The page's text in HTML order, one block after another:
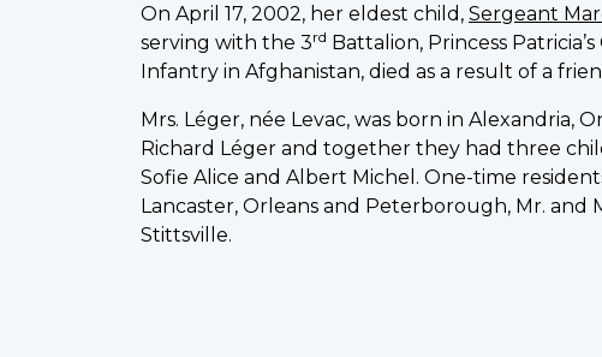
On April 17, 2002, her eldest child, Sergeant
serving with the 3rd Battalion, Princess
Infantry in Afghanistan, died as a result of a
Mrs. Léger, née Levac, was born in Alexandria,
Richard Léger and together they had three
Sofie Alice and Albert Michel. One-time
Lancaster, Orleans and Peterborough, Mr. and
Stittsville.